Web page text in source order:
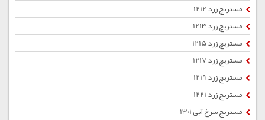
مستربچ زرد 1212
مستربچ زرد 1213
مستربچ زرد 1215
مستربچ زرد 1217
مستربچ زرد 1219
مستربچ زرد 1221
مستربچ سرخ آبی 1301